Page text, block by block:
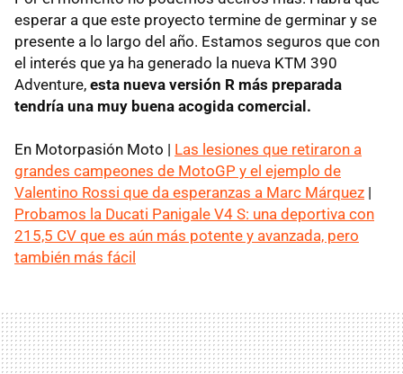
esperar a que este proyecto termine de germinar y se
presente a lo largo del año. Estamos seguros que con
el interés que ya ha generado la nueva KTM 390
Adventure, esta nueva versión R más preparada
tendría una muy buena acogida comercial.
En Motorpasión Moto | Las lesiones que retiraron a
grandes campeones de MotoGP y el ejemplo de
Valentino Rossi que da esperanzas a Marc Márquez |
Probamos la Ducati Panigale V4 S: una deportiva con
215,5 CV que es aún más potente y avanzada, pero
también más fácil